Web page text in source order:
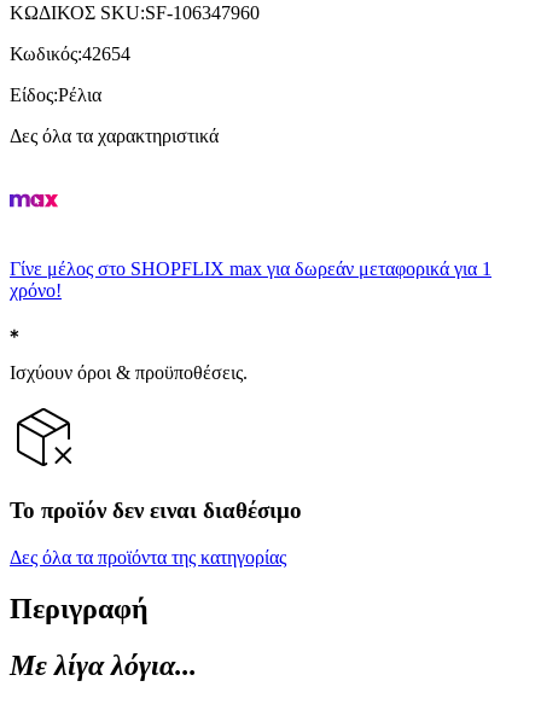
ΚΩΔΙΚΟΣ SKU:SF-106347960
Κωδικός:42654
Είδος:Ρέλια
Δες όλα τα χαρακτηριστικά
Γίνε μέλος στο SHOPFLIX max για δωρεάν μεταφορικά για 1
χρόνο!
Ισχύουν όροι & προϋποθέσεις.
Το προϊόν δεν ειναι διαθέσιμο
Δες όλα τα προϊόντα της κατηγορίας
Περιγραφή
Με λίγα λόγια...